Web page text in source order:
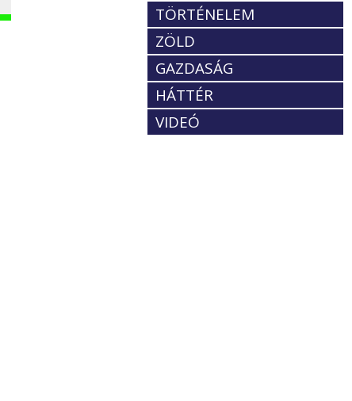
TÖRTÉNELEM
ZÖLD
GAZDASÁG
HÁTTÉR
VIDEÓ